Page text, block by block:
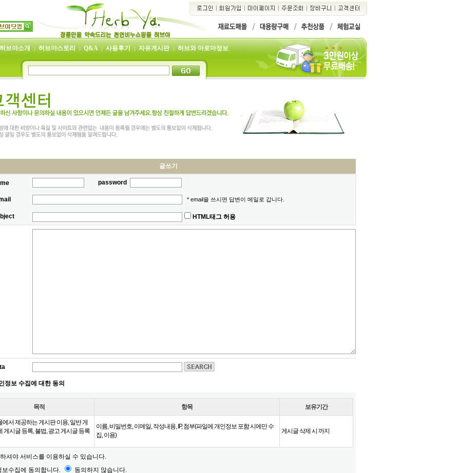
허브야소개 허브야스토리 Q&A 사용후기 자유게시판 허브와 아로마정보
글쓰기
password
* email을 쓰시면 답변이 메일로 갑니다.
HTML태그 허용
정보 수집에 대한 동의
목적 항목 보유기간
에서 제공하는 게시판 이용, 일반 게
게시글 등록, 불법, 광고 게시글 등록
이름, 비밀번호, 이메일, 작성내용, IP, 첨부(파일에 개인정보 포함 시에만 수
집, 이용)
게시글 삭제 시 까지
셔야 서비스를 이용하실 수 있습니다.
수집에 동의합니다.
동의하지 않습니다.